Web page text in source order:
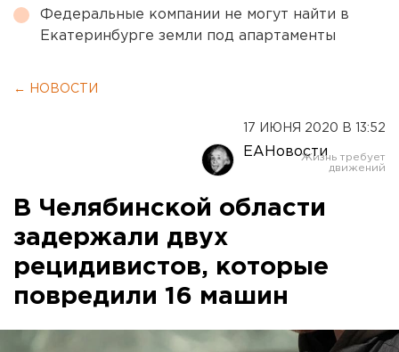
Федеральные компании не могут найти в
Екатеринбурге земли под апартаменты
← НОВОСТИ
17 ИЮНЯ 2020 В 13:52
ЕАНовости
В Челябинской области
задержали двух
рецидивистов, которые
повредили 16 машин